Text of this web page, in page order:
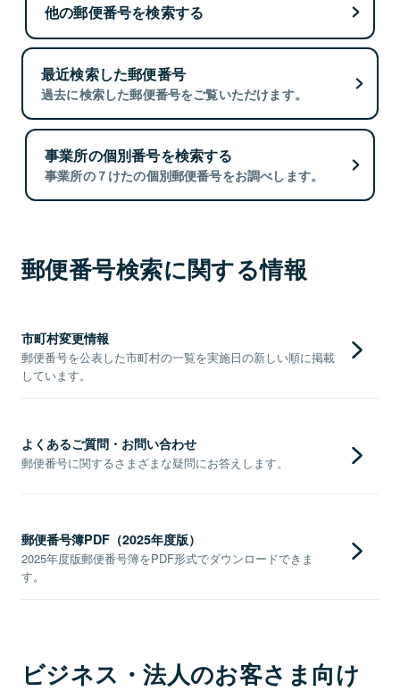
他の郵便番号を検索する
最近検索した郵便番号
過去に検索した郵便番号をご覧いただけます。
事業所の個別番号を検索する
事業所の７けたの個別郵便番号をお調べします。
郵便番号検索に関する情報
市町村変更情報
郵便番号を公表した市町村の一覧を実施日の新しい順に掲載
しています。
よくあるご質問・お問い合わせ
郵便番号に関するさまざまな疑問にお答えします。
郵便番号簿PDF（2025年度版）
2025年度版郵便番号簿をPDF形式でダウンロードできま
す。
ビジネス・法人のお客さま向け